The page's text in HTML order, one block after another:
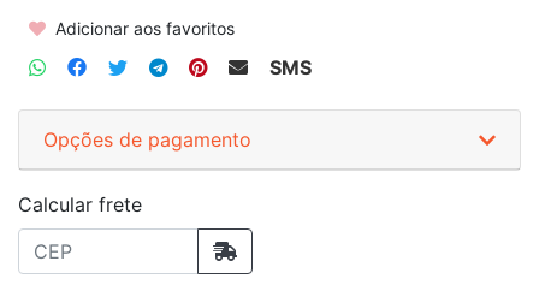
Adicionar aos favoritos
SMS
Opções de pagamento
Calcular frete